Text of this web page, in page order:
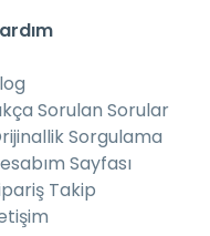
Sorulan Sorular
Sorgulama
Sayfası
Takip